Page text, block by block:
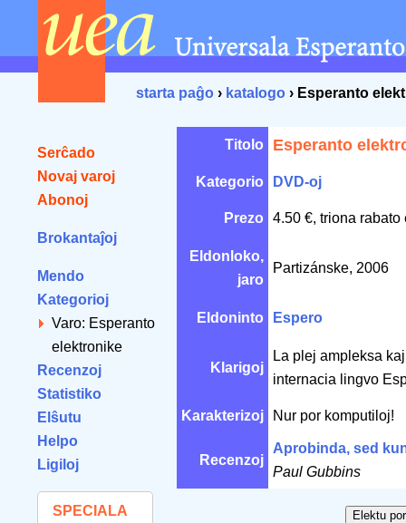
starta paĝo › katalogo › Esperanto
Serĉado
Novaj varoj
Abonoj
Brokantaĵoj
Mendo
Kategorioj
Varo: Esperanto
elektronike
Recenzoj
Statistiko
Elŝutu
Helpo
Ligiloj
SPECIALA
Titolo Esperanto
Kategorio DVD-oj
Prezo 4.50 €, triona rabato
Eldonloko,
jaro
Partizánske, 2006
Eldoninto Espero
Klarigoj
La plej ampleksa
internacia lingvo
Karakterizoj Nur por komputiloj!
Recenzoj
Aprobinda, sed
Paul Gubbins